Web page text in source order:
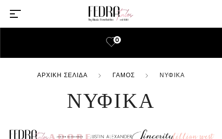
0
ΑΡΧΙΚΉ ΣΕΛΊΔΑ ΓΆΜΟΣ ΝΥΦΙΚΆ
ΝΥΦΙΚΆ